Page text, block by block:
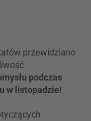
przewidziano
podczas
w listopadzie!